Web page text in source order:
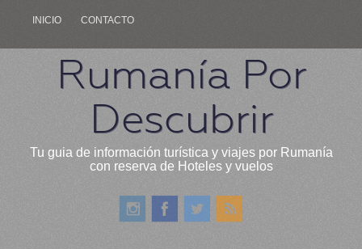
INICIO CONTACTO
Rumanía Por
Descubrir
Tu guia de información turística y viajes por Rumanía
con reserva de Hoteles y vuelos